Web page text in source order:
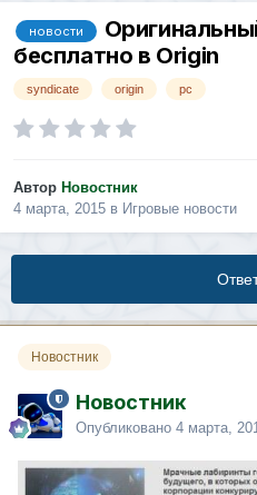
новости
бесплатно в Origin
syndicate origin pc
Автор Новостник
4 марта, 2015 в Игровые новости
Новостник
Новостник
Опубликовано 4 марта,